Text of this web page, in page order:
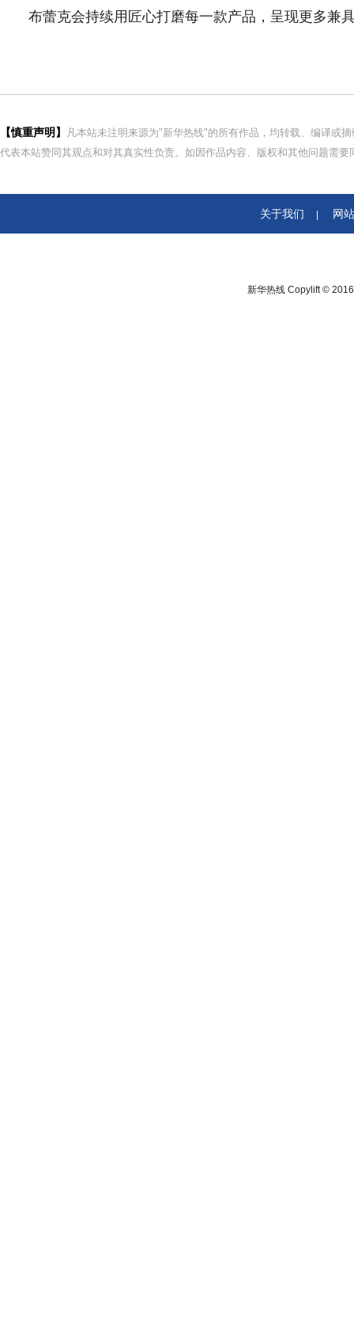
布蕾克会持续用匠心打磨每一款产品，呈现更多兼
【慎重声明】
凡本站未注明来源为"新华热线"的所有作品，均转载、编译或
代表本站赞同其观点和对其真实性负责。如因作品内容、版权和其他问题需
关于我们 网
新华热线 Copylift ©